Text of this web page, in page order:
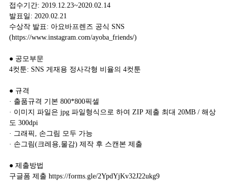
접수기간: 2019.12.23~2020.02.14
발표일: 2020.02.21
수상작 발표: 아요바프렌즈 공식 SNS
(https://www.instagram.com/ayoba_friends/)
● 공모부문
4컷툰: SNS 게재용 정사각형 비율의 4컷툰
● 규격
· 출품규격 기본 800*800픽셀
· 이미지 파일은 jpg 파일형식으로 하여 ZIP 제출 최대 20MB / 해상
도 300dpi
· 그래픽, 손그림 모두 가능
· 손그림(크레용,물감) 제작 후 스캔본 제출
● 제출방법
구글폼 제출https://forms.gle/2YpdYjKv32J22ukg9